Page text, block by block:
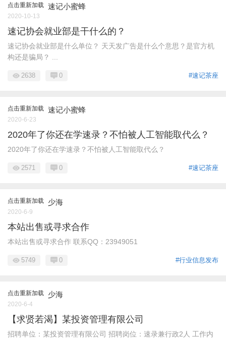
点击重新加载 速记小蜜蜂
2020-10-13
速记协会就业部是干什么的？
速记协会就业部是什么单位？ 天天发广告是什么个意思？是官方机
构还是骗局？ ...
#速记茶座
2638 0
点击重新加载 速记小蜜蜂
2020-6-23
2020年了你还在学速录？不怕被人工智能取代么？
2020年了你还在学速录？不怕被人工智能取代么？
#速记茶座
2571 0
点击重新加载 少海
2020-6-9
本站出售或寻求合作
本站出售或寻求合作 联系QQ：23949051
#行业信息发布
5749 0
点击重新加载 少海
2020-6-4
【求贤若渴】某投资管理有限公司
招聘单位：某投资管理有限公司 招聘岗位：速录兼行政2人 工作内